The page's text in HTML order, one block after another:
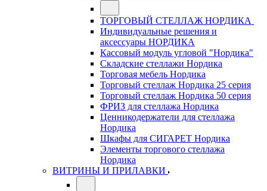
ТОРГОВЫЙ СТЕЛЛАЖ НОРДИКА
Индивидуальные решения и
аксессуары НОРДИКА
Кассовый модуль угловой "Нордика"
Складские стеллажи Нордика
Торговая мебель Нордика
Торговый стеллаж Нордика 25 серия
Торговый стеллаж Нордика 50 серия
ФРИЗ для стеллажа Нордика
Ценникодержатели для стеллажа
Нордика
Шкафы для СИГАРЕТ Нордика
Элементы торгового стеллажа
Нордика
ВИТРИНЫ И ПРИЛАВКИ